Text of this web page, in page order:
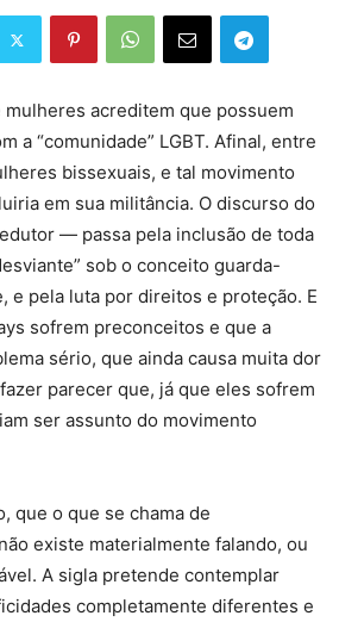
acreditem que possuem
a “comunidade” LGBT. Afinal, entre
bissexuais, e tal movimento
em sua militância. O discurso do
— passa pela inclusão de toda
sob o conceito guarda-
e pela luta por direitos e proteção. E
sofrem preconceitos e que a
sério, que ainda causa muita dor
parecer que, já que eles sofrem
ser assunto do movimento
que o que se chama de
existe materialmente falando, ou
A sigla pretende contemplar
completamente diferentes e